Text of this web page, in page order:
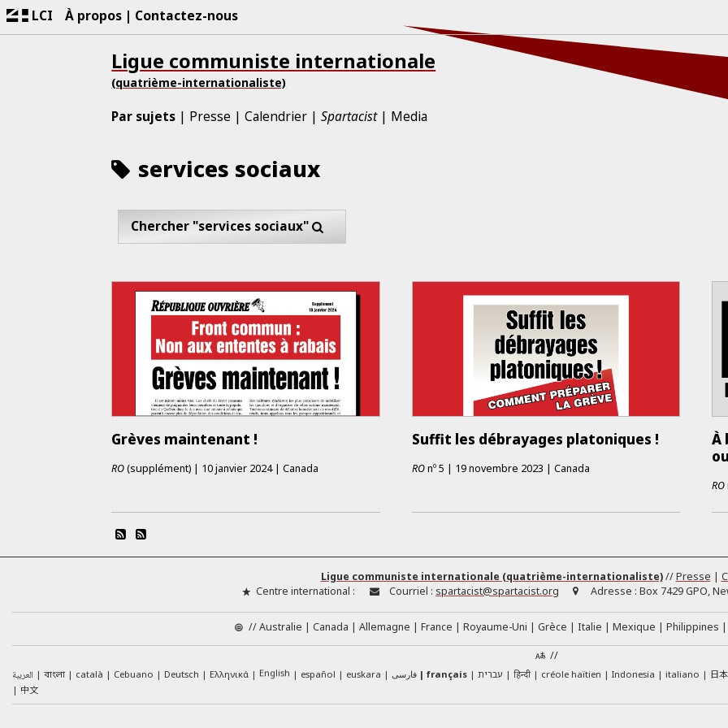
LCI À propos Contactez-nous
Ligue communiste internationale
(quatrième-internationaliste)
Par sujets Presse Calendrier Spartacist Media
services sociaux
Chercher "services sociaux"
Grèves maintenant !
RO(supplément) | 10 janvier 2024 | Canada
Suffit les débrayages platoniques !
ROnº5 | 19 novembre 2023 | Canada
À
RO
Ligue communiste internationale (quatrième-internationaliste) //Presse |
Centre international :
Courriel : spartacist@spartacist.org Adresse : Box 7429 GPO,
//Australie Canada Allemagne France Royaume-Uni Grèce Italie Mexique Philippines
//
العربية বাংলা català Cebuano Deutsch Ελληνικά English español euskara فارسی français עברית हिन्दी créole haïtien Indonesia italiano
日
中文